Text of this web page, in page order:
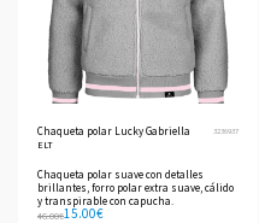
Chaqueta polar Lucky Gabriella 3236937
ELT
Chaqueta polar suave con detalles
brillantes, forro polar extra suave, cálido
y transpirable con capucha.
46.00€15.00€